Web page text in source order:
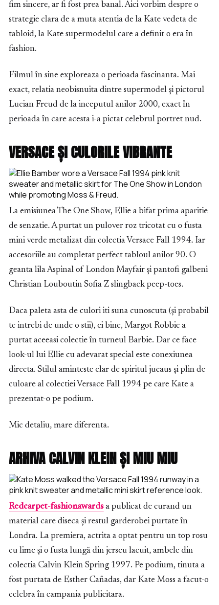
fim sincere, ar fi fost prea banal. Aici vorbim despre o
strategie clara de a muta atentia de la Kate vedeta de
tabloid, la Kate supermodelul care a definit o era în
fashion.
Filmul în sine exploreaza o perioada fascinanta. Mai
exact, relatia neobisnuita dintre supermodel și pictorul
Lucian Freud de la inceputul anilor 2000, exact în
perioada în care acesta i-a pictat celebrul portret nud.
VERSACE ȘI CULORILE VIBRANTE
La emisiunea The One Show, Ellie a bifat prima aparitie
de senzatie. A purtat un pulover roz tricotat cu o fusta
mini verde metalizat din colectia Versace Fall 1994. Iar
accesoriile au completat perfect tabloul anilor 90. O
geanta lila Aspinal of London Mayfair și pantofi galbeni
Christian Louboutin Sofia Z slingback peep-toes.
Daca paleta asta de culori iti suna cunoscuta (și probabil
te intrebi de unde o stii), ei bine, Margot Robbie a
purtat aceeasi colectie în turneul Barbie. Dar ce face
look-ul lui Ellie cu adevarat special este conexiunea
directa. Stilul aminteste clar de spiritul jucaus și plin de
culoare al colectiei Versace Fall 1994 pe care Kate a
prezentat-o pe podium.
Mic detaliu, mare diferenta.
ARHIVA CALVIN KLEIN ȘI MIU MIU
Redcarpet-fashionawards a publicat de curand un
material care diseca și restul garderobei purtate în
Londra. La premiera, actrita a optat pentru un top rosu
cu lime și o fusta lungă din jerseu lacuit, ambele din
colectia Calvin Klein Spring 1997. Pe podium, tinuta a
fost purtata de Esther Cañadas, dar Kate Moss a facut-o
celebra în campania publicitara.